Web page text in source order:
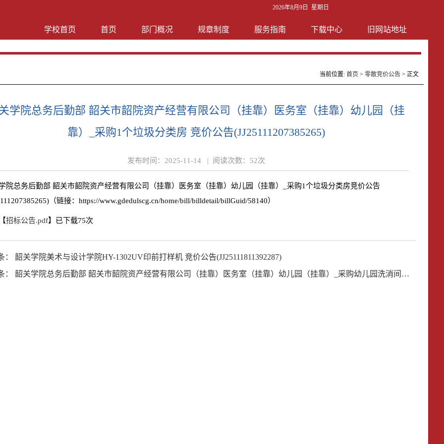
2026年8月9日 星期日
学校首页 首页 部门概况 规章制度 服务指南 下载中心 旧网站地址
当前位置: 首页 > 零散竞价公告> 正文
学院总务后勤部 韶关市韶院资产经营有限公司（挂靠）医务室（挂靠）幼儿园（挂
靠）_采购1个垃圾分类房 竞价公告(JJ25111207385265)
发布时间： 2025-11-14 | 阅读次数： 52次
院总务后勤部 韶关市韶院资产经营有限公司（挂靠）医务室（挂靠）幼儿园（挂靠）_采购1个垃圾分类房竞价公告
（链接：https://www.gdedulscg.cn/home/bill/billdetail/billGuid/58140）
招标公告.pdf】已下载75次
：
韶关学院美术与设计学院HY-1302UV印前打样机 竞价公告(JJ25111811392287)
：
韶关学院总务后勤部 韶关市韶院资产经营有限公司（挂靠）医务室（挂靠）幼儿园（挂靠）_采购幼儿园洗消间洗碗机 竞价公告(JJ25111218145944)